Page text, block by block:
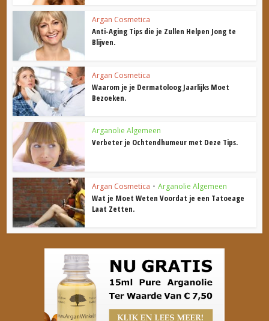
Argan Cosmetica
Anti-Aging Tips die je Zullen Helpen Jong te
Blijven.
Argan Cosmetica
Waarom je je Dermatoloog Jaarlijks Moet
Bezoeken.
Arganolie Algemeen
Verbeter je Ochtendhumeur met Deze Tips.
Argan Cosmetica • Arganolie Algemeen
Wat je Moet Weten Voordat je een Tatoeage
Laat Zetten.